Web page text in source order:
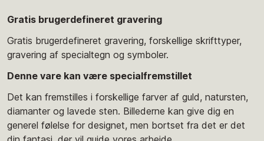
Gratis brugerdefineret gravering
Gratis brugerdefineret gravering, forskellige skrifttyper,
gravering af specialtegn og symboler.
Denne vare kan være specialfremstillet
Det kan fremstilles i forskellige farver af guld, natursten,
diamanter og lavede sten. Billederne kan give dig en
generel følelse for designet, men bortset fra det er det